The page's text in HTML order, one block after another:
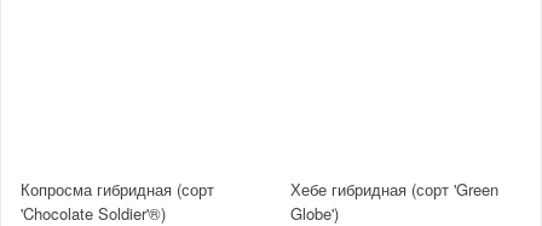
Копросма гибридная (сорт
'Chocolate Soldier'®)
Хебе гибридная (сорт 'Green
Globe')